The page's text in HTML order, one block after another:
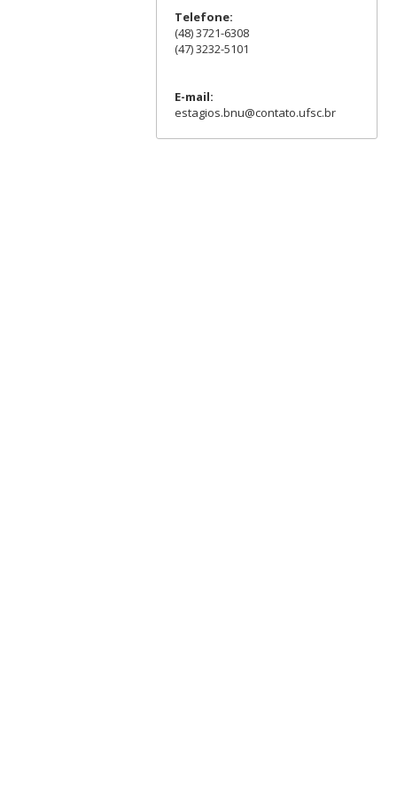
Telefone:
(48) 3721-6308
(47) 3232-5101
E-mail:
estagios.bnu@contato.ufsc.br